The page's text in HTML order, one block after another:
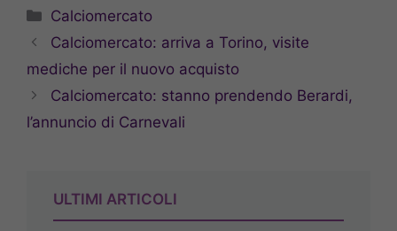
Categorie
Calciomercato
Calciomercato: arriva a Torino, visite
mediche per il nuovo acquisto
Calciomercato: stanno prendendo Berardi,
l’annuncio di Carnevali
ULTIMI ARTICOLI